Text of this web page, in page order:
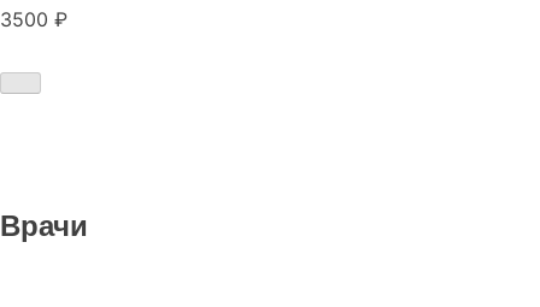
3500 ₽
Врачи